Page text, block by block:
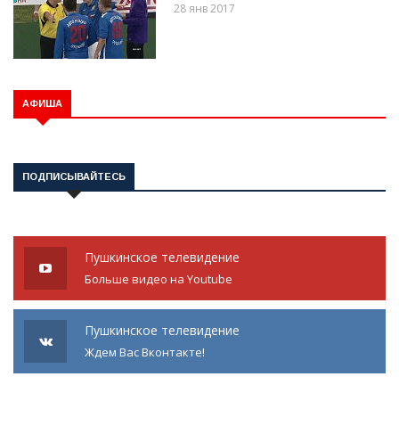
28 янв 2017
АФИША
ПОДПИСЫВАЙТЕСЬ
Пушкинское телевидение
Больше видео на Youtube
Пушкинское телевидение
Ждем Вас Вконтакте!